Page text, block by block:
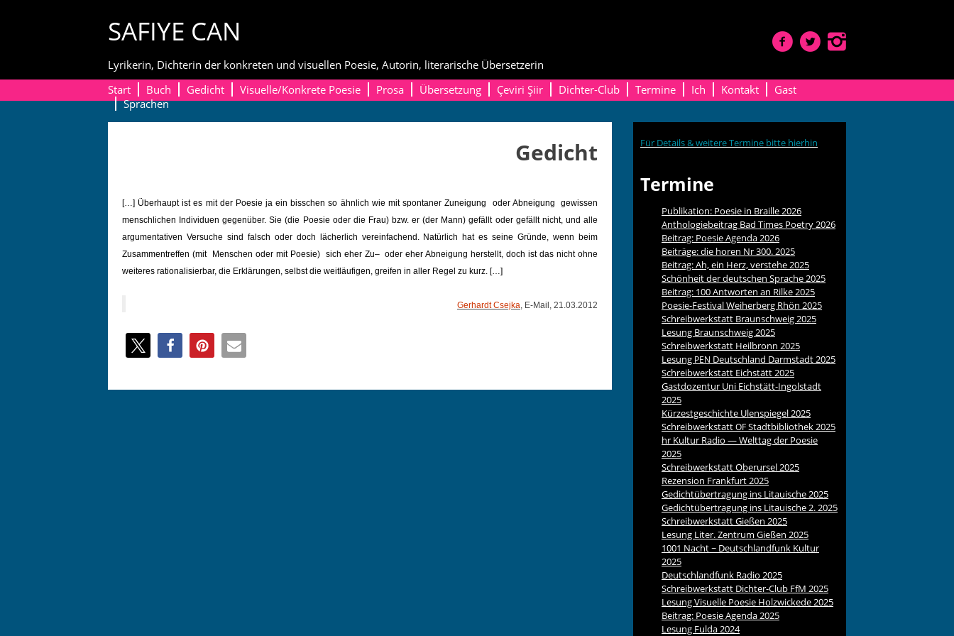
SAFIYE CAN
Lyrikerin, Dichterin der konkreten und visuellen Poesie, Autorin, literarische Übersetzerin
Start
Buch Gedicht Visuelle/Konkrete Poesie Prosa Übersetzung Çeviri Şiir Dichter-Club Termine Ich Kontakt
Gast
Sprachen
Gedicht
[…] Über­haupt ist es mit der Poe­sie ja ein biss­chen so ähn­lich wie mit spon­tan­er Zunei­gung oder Abnei­gung gewis­sen
men­schlichen Indi­viduen gegenüber. Sie (die Poe­sie oder die Frau) bzw. er (der Mann) gefällt oder gefällt nicht, und alle
argu­men­ta­tiv­en Ver­suche sind falsch oder doch lächer­lich vere­in­fachend. Natür­lich hat es seine Gründe, wenn beim
Zusam­men­tr­e­f­fen (mit Men­schen oder mit Poe­sie) sich eher Zu– oder eher Abnei­gung her­stellt, doch ist das nicht ohne
weit­eres ratio­nal­isier­bar, die Erk­lärun­gen, selb­st die weitläu­fi­gen, greifen in aller Regel zu kurz. […]
Ger­hardt Cse­j­ka, E‑Mail, 21.03.2012
Für Details & weitere Termine bitte hierhin
Termine
Publikation: Poesie in Braille 2026
Anthologiebeitrag Bad Times Poetry 2026
Beitrag: Poesie Agenda 2026
Beiträge: die horen Nr 300. 2025
Beitrag: Ah, ein Herz, verstehe 2025
Schönheit der deutschen Sprache 2025
Beitrag: 100 Antworten an Rilke 2025
Poesie-Festival Weiherberg Rhön 2025
Schreibwerkstatt Braunschweig 2025
Lesung Braunschweig 2025
Schreibwerkstatt Heilbronn 2025
Lesung PEN Deutschland Darmstadt 2025
Schreibwerkstatt Eichstätt 2025
Gastdozentur Uni Eichstätt-Ingolstadt
2025
Kürzestgeschichte Ulenspiegel 2025
SchreibwerkstattOFStadtbibliothek 2025
hr Kultur Radio — Welttag der Poesie
2025
Schreibwerkstatt Oberursel 2025
Rezension Frankfurt 2025
Gedichtübertragung ins Litauische 2025
Gedichtübertragung ins Litauische 2. 2025
Schreibwerkstatt Gießen 2025
Lesung Liter. Zentrum Gießen 2025
1001 Nacht ~ Deutschlandfunk Kultur
2025
Deutschlandfunk Radio 2025
Schreibwerkstatt Dichter-Club FfM 2025
Lesung Visuelle Poesie Holzwickede 2025
Beitrag: Poesie Agenda 2025
Lesung Fulda 2024